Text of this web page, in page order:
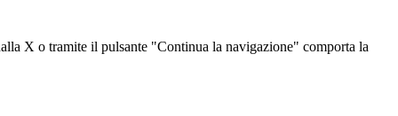
X o tramite il pulsante "Continua la navigazione" comporta la